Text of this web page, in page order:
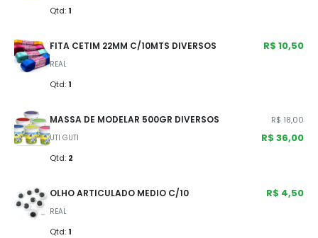
Qtd: 1
FITA CETIM 22MM C/10MTS DIVERSOS
REAL
Qtd: 1
R$ 10,50
MASSA DE MODELAR 500GR DIVERSOS
UTI GUTI
Qtd: 2
R$ 18,00
R$ 36,00
OLHO ARTICULADO MEDIO C/10
REAL
Qtd: 1
R$ 4,50